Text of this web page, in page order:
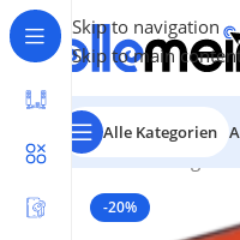
Skip to navigation
Skip to main
Alle Kategorien
Start/Gaming/
-20%